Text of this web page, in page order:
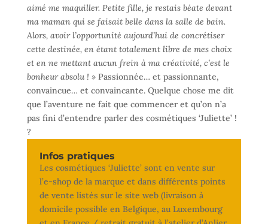
aimé me maquiller. Petite fille, je restais béate devant
ma maman qui se faisait belle dans la salle de bain.
Alors, avoir l’opportunité aujourd’hui de concrétiser
cette destinée, en étant totalement libre de mes choix
et en ne mettant aucun frein à ma créativité, c’est le
bonheur absolu ! » Passionnée… et passionnante,
convaincue… et convaincante. Quelque chose me dit
que l’aventure ne fait que commencer et qu’on n’a
pas fini d’entendre parler des cosmétiques ‘Juliette’ !
?
Infos pratiques
Les cosmétiques ‘Juliette’ sont en vente sur
l’e-shop de la marque et dans différents points
de vente listés sur le site web (livraison à
domicile possible en Belgique, au Luxembourg